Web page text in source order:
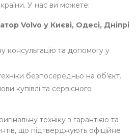
У нас ви можете:
Volvo у Києві, Одесі, Дніпрі
консультацію та допомогу у
безпосередньо на об’єкт.
купівлі та сервісного
техніку з гарантією та
що підтверджують офіційне